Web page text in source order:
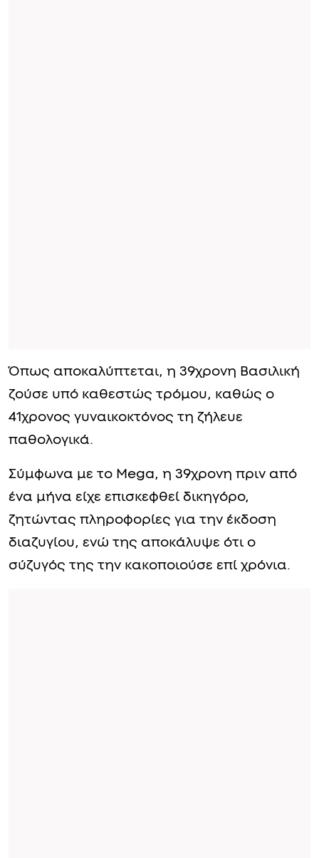
Όπως αποκαλύπτεται, η 39χρονη Βασιλική
ζούσε υπό καθεστώς τρόμου, καθώς ο
41χρονος γυναικοκτόνος τη ζήλευε
παθολογικά.
Σύμφωνα με το Mega, η 39χρονη πριν από
ένα μήνα είχε επισκεφθεί δικηγόρο,
ζητώντας πληροφορίες για την έκδοση
διαζυγίου, ενώ της αποκάλυψε ότι ο
σύζυγός της την κακοποιούσε επί χρόνια.